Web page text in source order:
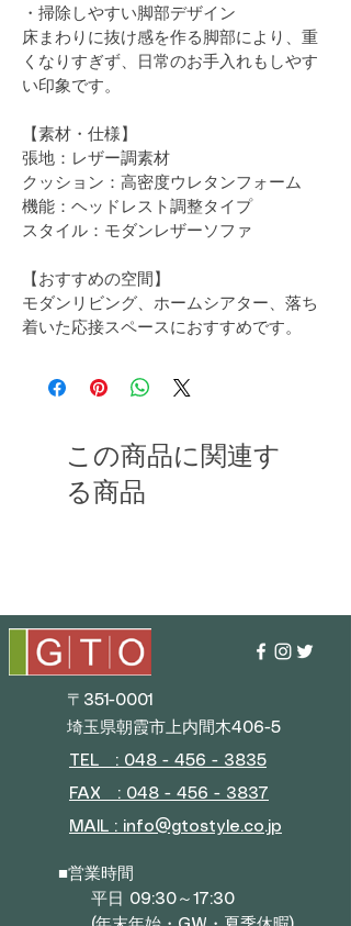
・掃除しやすい脚部デザイン
床まわりに抜け感を作る脚部により、重
くなりすぎず、日常のお手入れもしやす
い印象です。
【素材・仕様】
張地：レザー調素材
クッション：高密度ウレタンフォーム
機能：ヘッドレスト調整タイプ
スタイル：モダンレザーソファ
【おすすめの空間】
モダンリビング、ホームシアター、落ち
着いた応接スペースにおすすめです。
この商品に関連す
る商品
〒351-0001
埼玉県朝霞市上内間木406-5
TEL : 048 - 456 - 3835​
FAX : 048 - 456 - 3837
MAIL : info@gtostyle.co.jp
■営業時間
平日 09:30～17:30